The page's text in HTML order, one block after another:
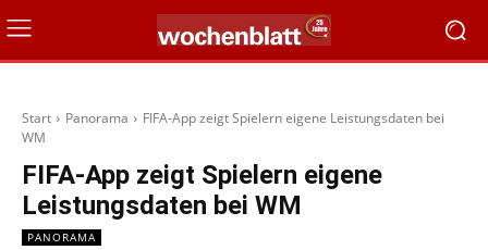
Start Panorama
FIFA-App zeigt Spielern eigene Leistungsdaten bei
WM
FIFA-App zeigt Spielern eigene
Leistungsdaten bei WM
PANORAMA